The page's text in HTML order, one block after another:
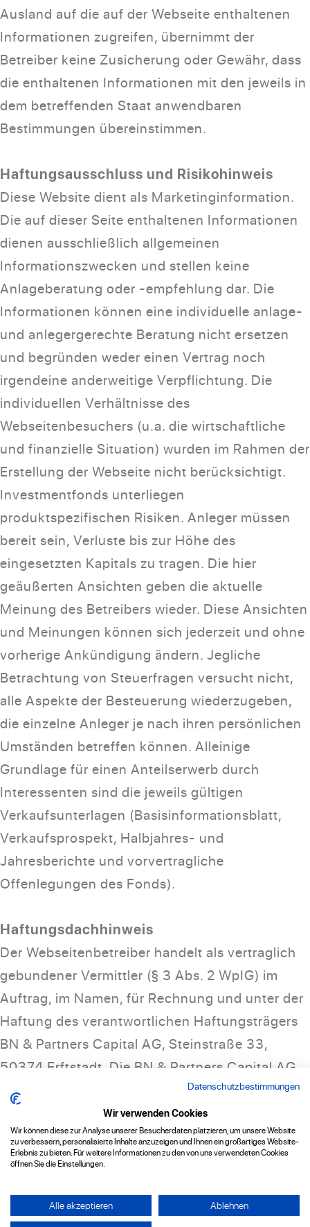
Ausland auf die auf der Webseite enthaltenen
Informationen zugreifen, übernimmt der
Betreiber keine Zusicherung oder Gewähr, dass
die enthaltenen Informationen mit den jeweils in
dem betreffenden Staat anwendbaren
Bestimmungen übereinstimmen.
Haftungsausschluss und Risikohinweis
Diese Website dient als Marketinginformation.
Die auf dieser Seite enthaltenen Informationen
dienen ausschließlich allgemeinen
Informationszwecken und stellen keine
Anlageberatung oder -empfehlung dar. Die
Informationen können eine individuelle anlage-
und anlegergerechte Beratung nicht ersetzen
und begründen weder einen Vertrag noch
irgendeine anderweitige Verpflichtung. Die
individuellen Verhältnisse des
Webseitenbesuchers (u.a. die wirtschaftliche
und finanzielle Situation) wurden im Rahmen der
Erstellung der Webseite nicht berücksichtigt.
Investmentfonds unterliegen
produktspezifischen Risiken. Anleger müssen
bereit sein, Verluste bis zur Höhe des
eingesetzten Kapitals zu tragen. Die hier
geäußerten Ansichten geben die aktuelle
Meinung des Betreibers wieder. Diese Ansichten
und Meinungen können sich jederzeit und ohne
vorherige Ankündigung ändern. Jegliche
Betrachtung von Steuerfragen versucht nicht,
alle Aspekte der Besteuerung wiederzugeben,
die einzelne Anleger je nach ihren persönlichen
Umständen betreffen können. Alleinige
Grundlage für einen Anteilserwerb durch
Interessenten sind die jeweils gültigen
Verkaufsunterlagen (Basisinformationsblatt,
Verkaufsprospekt, Halbjahres- und
Jahresberichte und vorvertragliche
Offenlegungen des Fonds).
Haftungsdachhinweis
Der Webseitenbetreiber handelt als vertraglich
gebundener Vermittler (§ 3 Abs. 2 WpIG) im
Auftrag, im Namen, für Rechnung und unter der
Haftung des verantwortlichen Haftungsträgers
BN & Partners Capital AG, Steinstraße 33,
50374 Erftstadt. Die BN & Partners Capital AG
besitzt für die Erbringung der Anlageberatung
gemäß § 2 Abs. 2 Nr. 4 WpIG und der
Anlagevermittlung gemäß § 2 Abs. 2 Nr. 3 WpIG
eine entsprechende Erlaubnis der Bundesanstalt
Datenschutzbestimmungen
Wir verwenden Cookies
Wir können diese zur Analyse unserer Besucherdaten platzieren, um unsere Website
zu verbessern, personalisierte Inhalte anzuzeigen und Ihnen ein großartiges Website-
Erlebnis zu bieten. Für weitere Informationen zu den von uns verwendeten Cookies
öffnen Sie die Einstellungen.
Alle akzeptieren Ablehnen